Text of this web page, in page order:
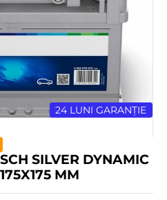
24 LUNI GARANȚIE
SILVER DYNAMIC
MM